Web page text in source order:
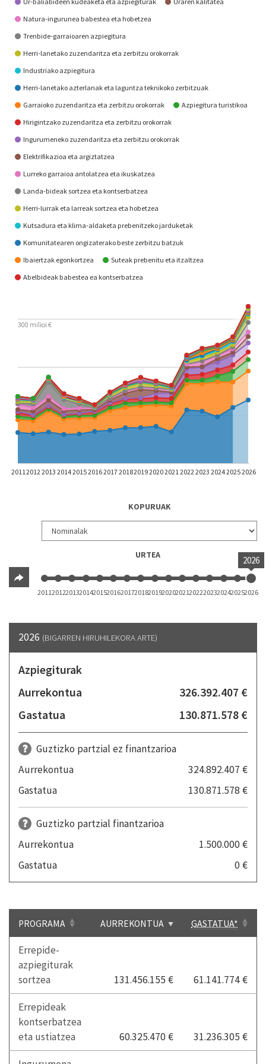
Natura-ingurunea babestea eta hobetzea
Trenbide-garraioaren azpiegitura
Herri-lanetako zuzendaritza eta zerbitzu orokorrak
Industriako azpiegitura
Herri-lanetako azterlanak eta laguntza teknikoko zerbitzuak
Garraioko zuzendaritza eta zerbitzu orokorrak
Azpiegitura turistikoa
Hirigintzako zuzendaritza eta zerbitzu orokorrak
Ingurumeneko zuzendaritza eta zerbitzu orokorrak
Elektrifikazioa eta argiztatzea
Lurreko garraioa antolatzea eta ikuskatzea
Landa-bideak sortzea eta kontserbatzea
Herri-lurrak eta larreak sortzea eta hobetzea
Kutsadura eta klima-aldaketa prebenitzeko jarduketak
Komunitatearen ongizaterako beste zerbitzu batzuk
Ibaiertzak egonkortzea
Suteak prebenitu eta itzaltzea
Abelbideak babestea ea kontserbatzea
2011 2012 2013 20142015201620172018201920202021 20222023202420252026
300 milioi €
KOPURUAK
URTEA 2026
2011201220132014201520162017201820192020202120222023202420252026
2026 (BIGARREN HIRUHILEKORA ARTE)
Azpiegiturak
Aurrekontua
326.392.407 €
Gastatua
130.871.578 €
Guztizko partzial ez finantzarioa
Aurrekontua
324.892.407 €
Gastatua
130.871.578 €
Guztizko partzial finantzarioa
Aurrekontua
1.500.000 €
Gastatua
0 €
PROGRAMA AURREKONTUA GASTATUA*
Errepide-
azpiegiturak
sortzea
131.456.155 € 61.141.774 €
Errepideak
kontserbatzea
eta ustiatzea
60.325.470 € 31.236.305 €